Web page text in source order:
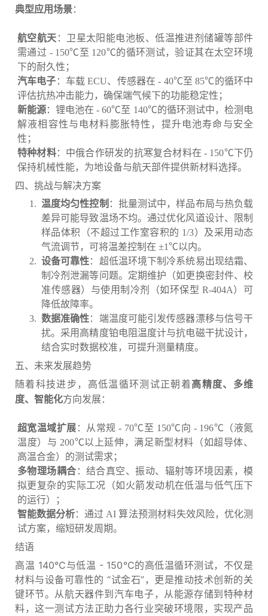
典型应用场景：
航空航天 ：卫星太阳能电池板、低温推进剂储罐等部件
需通过 - 150℃至 120℃的循环测试，验证其在太空环境
下的耐久性；
汽车电子 ：车载 ECU、传感器在 - 40℃至 85℃的循环中
评估抗热冲击能力，确保端气候下的功能稳定性；
新能源：锂电池在 - 60℃至 140℃的循环测试中，检测电
解液相容性与电材料膨胀特性，提升电池寿命与安全
性；
特种材料：中俄合作研发的抗寒复合材料在 - 150℃下仍
保持机械性能，为地设备与航天部件提供新材料选择。
四、挑战与解决方案
温度均匀性控制 ：批量测试中，样品布局与热负载
差异可能导致温场不均。通过优化风道设计、限制
样品体积（不超过工作室容积的 1/3）及采用动态
气流调节，可将温差控制在 ±1℃以内。
设备可靠性：超低温环境下制冷系统易出现结霜、
制冷剂泄漏等问题。定期维护（如更换密封件、校
准传感器）与使用制冷剂（如环保型 R-404A）可
降低故障率。
数据准确性：端温度可能引发传感器漂移与信号干
扰。采用高精度铂电阻温度计与抗电磁干扰设计，
结合实时数据校准，可提升测量精度。
五、未来发展趋势
随着科技进步，高低温循环测试正朝着高精度、多维
度、智能化方向发展：
超宽温域扩展 ：从常规 - 70℃至 150℃向 - 196℃（液氮
温度）与 200℃以上延伸，满足新型材料（如超导体、
高温合金）的测试需求；
多物理场耦合 ：结合真空、振动、辐射等环境因素，模
拟更复杂的实际工况（如火箭发动机在低温与低气压下
的运行）；
智能数据分析：通过 AI 算法预测材料失效风险，优化测
试方案，缩短研发周期。
结语
高温 140℃与低温 - 150℃的高低温循环测试，不仅是
材料与设备可靠性的 “试金石”，更是推动技术创新的关
键环节。从航天器件到汽车电子，从能源存储到特种材
料，这一测试方法正助力各行业突破环境限，实现产品